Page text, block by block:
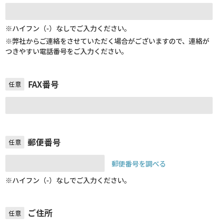
※ハイフン（-）なしでご入力ください。
※弊社からご連絡をさせていただく場合がございますので、連絡が
つきやすい電話番号をご入力ください。
任意 FAX番号
任意 郵便番号
郵便番号を調べる
※ハイフン（-）なしでご入力ください。
任意 ご住所